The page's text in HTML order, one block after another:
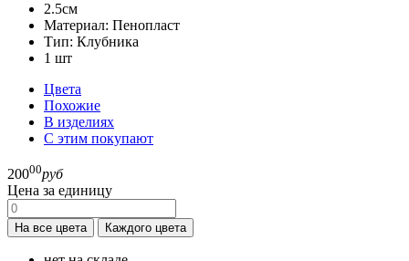
2.5см
Материал: Пенопласт
Тип: Клубника
1 шт
Цвета
Похожие
В изделиях
С этим покупают
20000руб
Цена за единицу
На все цвета Каждого цвета